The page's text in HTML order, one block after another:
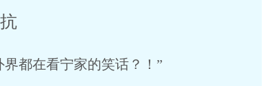
都在看宁家的笑话？！”